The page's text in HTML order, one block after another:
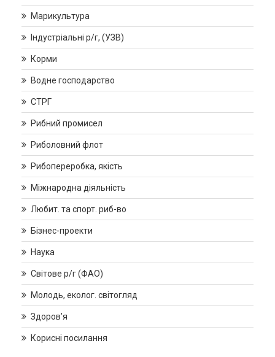
Марикультура
Індустріальні р/г, (УЗВ)
Корми
Водне господарство
СТРГ
Рибний промисел
Риболовний флот
Рибопереробка, якість
Міжнародна діяльність
Любит. та спорт. риб-во
Бізнес-проекти
Наука
Світове р/г (ФАО)
Молодь, еколог. світогляд
Здоров’я
Корисні посилання